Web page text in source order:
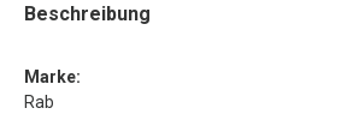
Beschreibung
Marke:
Rab